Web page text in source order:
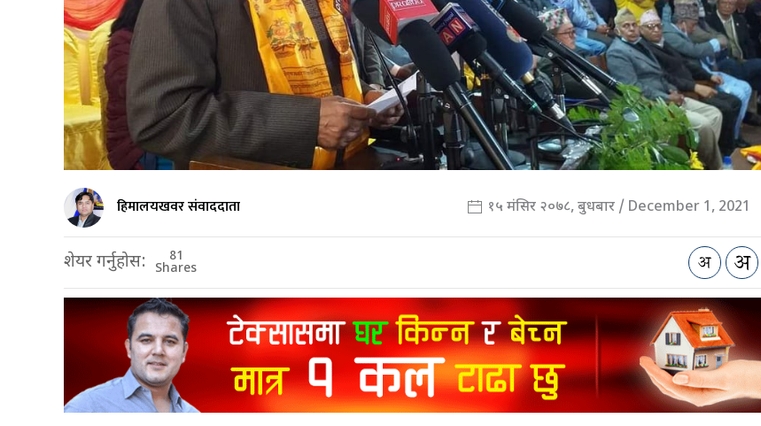
हिमालयखवर संवाददाता १५ मंसिर २०७८, बुधबार / December 1, 2021
शेयर गर्नुहोस: 81
Shares